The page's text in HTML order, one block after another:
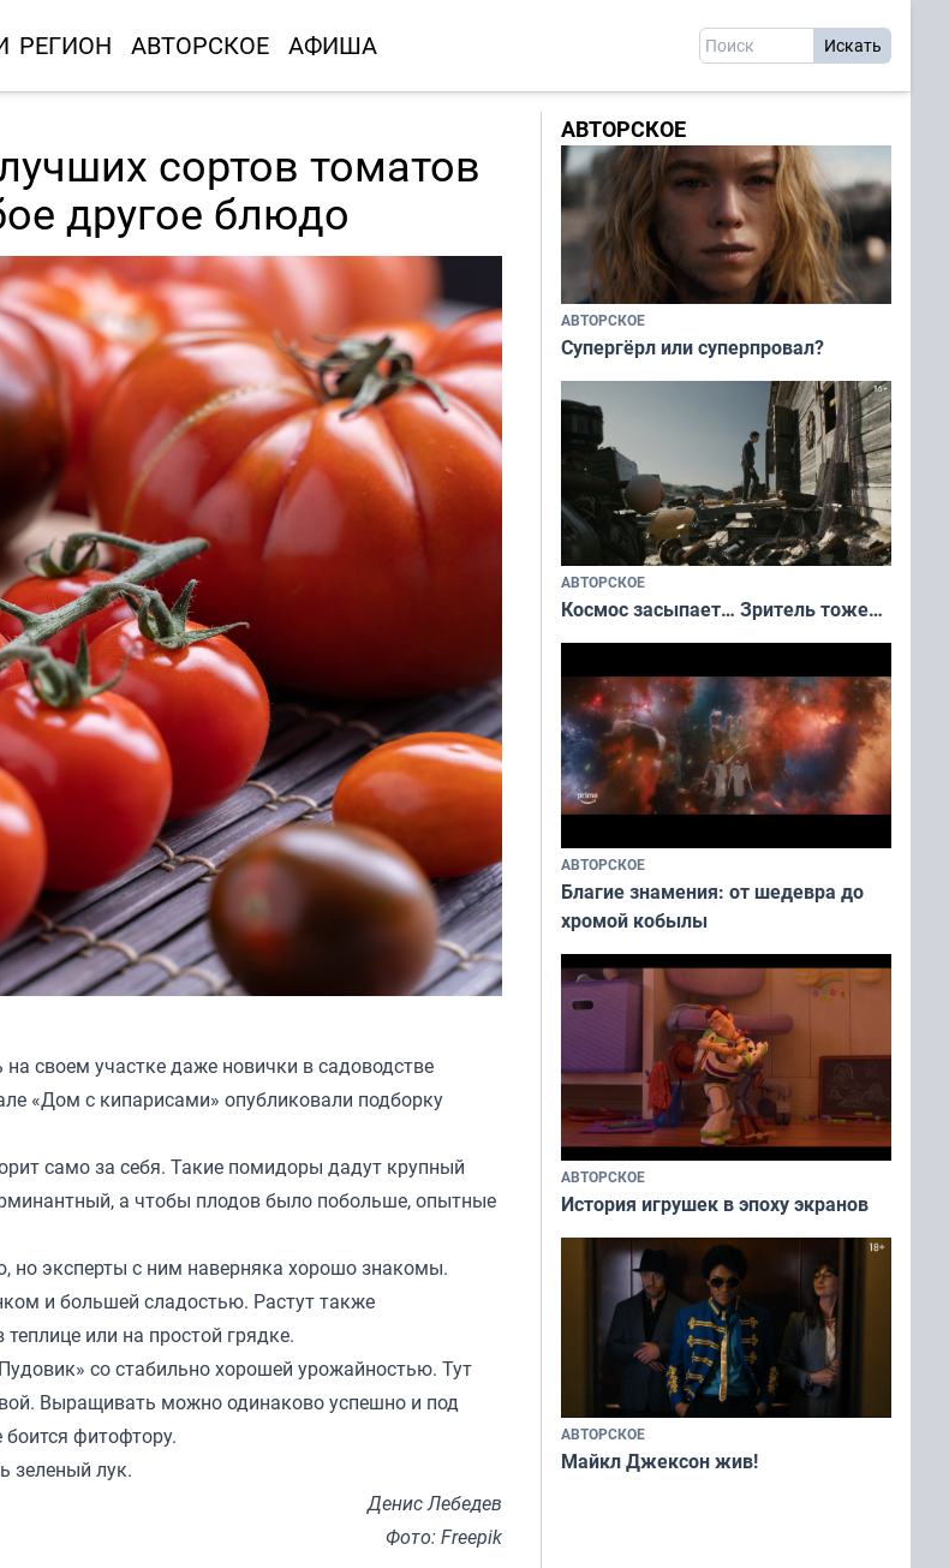
РЕГИОН АВТОРСКОЕ АФИША
сортов томатов
другое блюдо
своем участке даже новички в садоводстве
«Дом с кипарисами» опубликовали подборку
само за себя. Такие помидоры дадут крупный
а чтобы плодов было побольше, опытные
но эксперты с ним наверняка хорошо знакомы.
и большей сладостью. Растут также
или на простой грядке.
со стабильно хорошей урожайностью. Тут
Выращивать можно одинаково успешно и под
фитофтору.
зеленый лук.
Денис Лебедев
Фото: Freepik
АВТОРСКОЕ
АВТОРСКОЕ
Супергёрл или суперпровал?
АВТОРСКОЕ
Космос засыпает… Зритель тоже…
АВТОРСКОЕ
Благие знамения: от шедевра до
хромой кобылы
АВТОРСКОЕ
История игрушек в эпоху экранов
АВТОРСКОЕ
Майкл Джексон жив!